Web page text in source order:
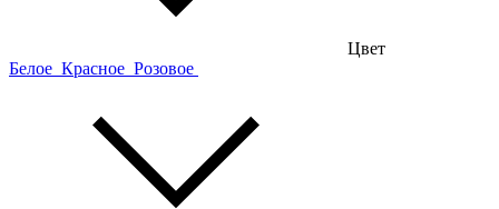
Цвет
Белое Красное Розовое